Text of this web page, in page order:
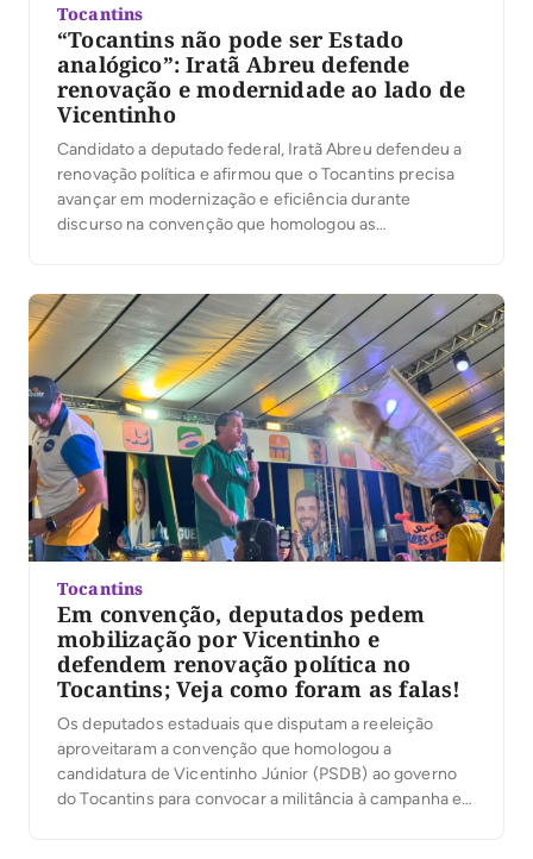
Tocantins
“Tocantins não pode ser Estado
analógico”: Iratã Abreu defende
renovação e modernidade ao lado de
Vicentinho
Candidato a deputado federal, Iratã Abreu defendeu a
renovação política e afirmou que o Tocantins precisa
avançar em modernização e eficiência durante
discurso na convenção que homologou as
Alexandre Guimarães ao Senado, na noite desta
quarta-feira, 5, em Palmas. Ao […]
Tocantins
Em convenção, deputados pedem
mobilização por Vicentinho e
defendem renovação política no
Tocantins; Veja como foram as falas!
Os deputados estaduais que disputam a reeleição
aproveitaram a convenção que homologou a
candidatura de Vicentinho Júnior (PSDB) ao governo
do Tocantins para convocar a militância à campanha e